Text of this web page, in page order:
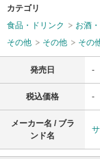
カテゴリ
食品・ドリンク
お酒
その他
その他 その
発売日 -
税込価格 -
メーカー名 / ブラ
ンド名